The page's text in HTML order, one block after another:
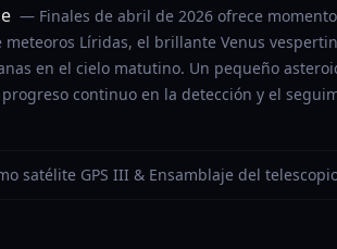
— Finales de abril de 2026 ofrece
Líridas, el brillante Venus
en el cielo matutino. Un pequeño
continuo en la detección y el
satélite GPS III & Ensamblaje del